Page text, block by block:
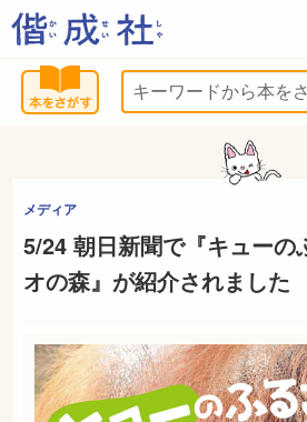
メディア
5/24 朝日新聞で『キューの
オの森』が紹介されました